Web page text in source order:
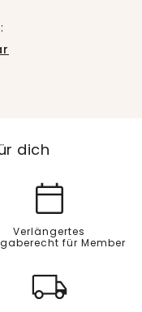
dich
Verlängertes
für Member